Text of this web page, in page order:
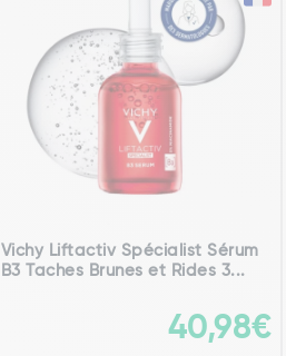
Vichy Liftactiv Spécialist Sérum
B3 Taches Brunes et Rides 3...
40,98€